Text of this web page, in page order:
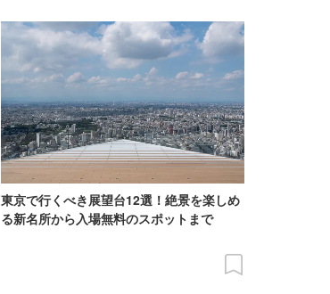
東京で行くべき展望台12選！絶景を楽しめ
る新名所から入場無料のスポットまで